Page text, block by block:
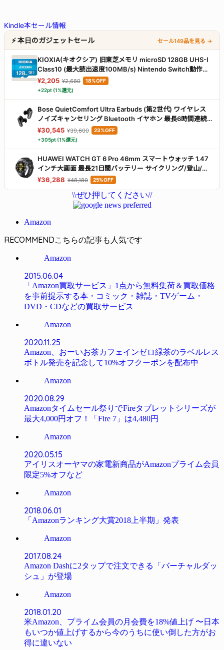
Kindle本セール情報
⚡ 本日のガジェットセール
セール149品を見る →
KIOXIA(キオクシア) 旧東芝メモリ microSD 128GB UHS-I
Class10 (最大読出速度100MB/s) Nintendo Switch動作確
認済 国内サポート正規品 メーカー保証5年 KLMEA128G
¥2,205 ¥2,680
18%OFF
+22pt (1%還元)
Bose QuietComfort Ultra Earbuds (第2世代) ワイヤレス
ノイズキャンセリング Bluetooth イヤホン 最長6時間連続
再生 IPX4規格準拠 イマーシブオーディオ 迫力の重低音 ブ
ラック
¥30,545 ¥39,600
23%OFF
+305pt (1%還元)
HUAWEI WATCH GT 6 Pro 46mm スマートウォッチ 1.47
インチ大画面 最長21日間バッテリー サイクリング/登山/進
化したゴルフナビ スポーツモード100種類以上 GPS搭載 心
¥36,288 ¥48,180 25%OFF
\\ぜひ押してください//
Amazon
RECOMMEND
Amazon
2015.06.04
「Amazon買取サービス」1点から無料集荷＆買取価格
を事前提示する本・コミック・雑誌・TVゲーム・
DVD・CDなどの買取サービス
Amazon
2020.11.25
Amazon、おーいお茶カフェインゼロ緑茶のラベルレス
ボトル発売を記念して10%オフクーポンを配布中
Amazon
2020.08.29
Amazonタイムセール祭りでFireタブレットシリーズが
最大4,000円オフ！「Fire 7」は4,480円
Amazon
2020.05.15
アイリスオーヤマの家電新商品がAmazonプライム会員
限定5%オフなど
Amazon
2018.06.01
「Amazonランキング大賞2018上半期」発表
Amazon
2017.08.24
Amazon Dashに2タップで注文できる「バーチャルダッ
シュ」が登場
Amazon
2018.01.20
米Amazon、プライム会員の月会費を18%値上げ 〜日本
もいつか値上げするから今のうちに使い倒した方がお
得に違いない